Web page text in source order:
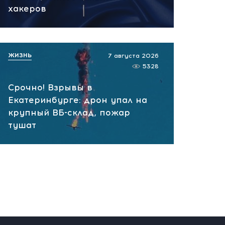
НАТО планирует и
России! Сенсационное
заявление хакеров
хакеров
Срочно! Взрывы в
Екатеринбурге: дрон упал на
крупный ВБ-склад, пожар
тушат
7 августа 2026
5328
ЖИЗНЬ